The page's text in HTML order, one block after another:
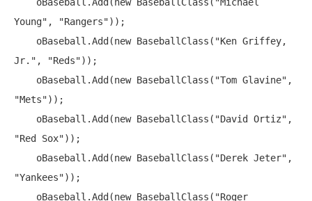
    oBaseball.Add(
new BaseballClass( "Michael
Young" , "Rangers"));
    oBaseball.Add(
new BaseballClass( "Ken Griffey,
Jr." , "Reds"));
    oBaseball.Add(
new BaseballClass( "Tom Glavine"
"Mets"));
    oBaseball.Add(
new BaseballClass( "David Ortiz"
"Red Sox"));
    oBaseball.Add(
new BaseballClass( "Derek Jeter"
"Yankees"));
    oBaseball.Add(
new BaseballClass( "Roger